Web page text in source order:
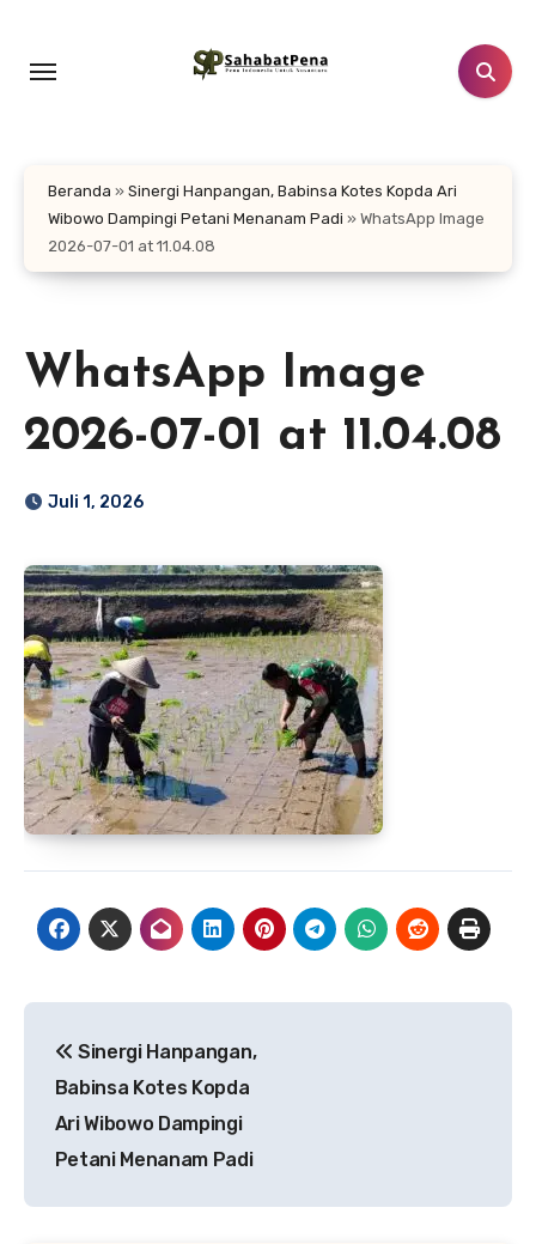
konten
Beranda » Sinergi Hanpangan, Babinsa Kotes Kopda Ari
Wibowo Dampingi Petani Menanam Padi » WhatsApp Image
2026-07-01 at 11.04.08
WhatsApp Image
2026-07-01 at 11.04.08
Juli 1, 2026
pos
Sinergi Hanpangan,
Babinsa Kotes Kopda
Ari Wibowo Dampingi
Petani Menanam Padi